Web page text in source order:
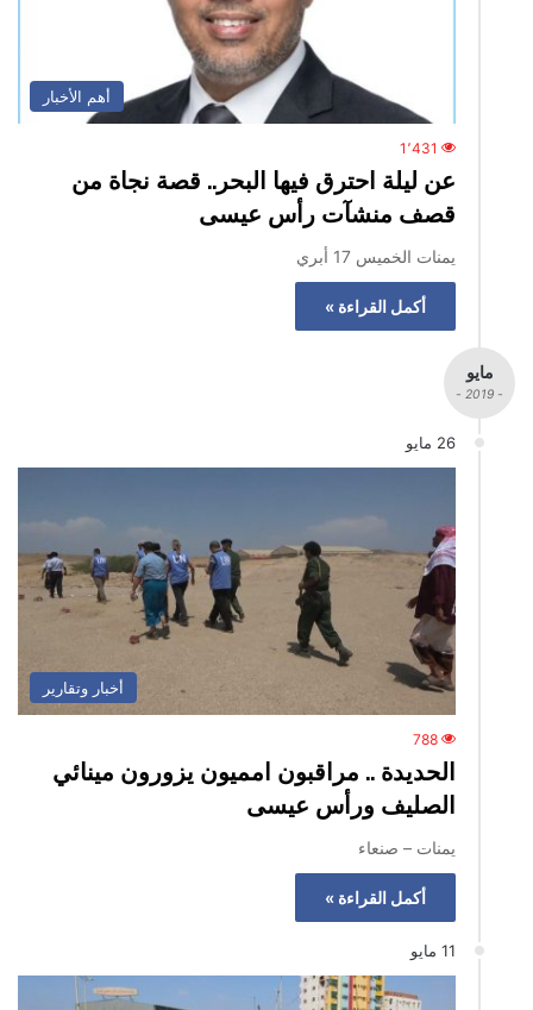
أهم الأخبار
1٬431
عن ليلة احترق فيها البحر.. قصة نجاة من
قصف منشآت رأس عيسى
يمنات الخميس 17 أبري
أكمل القراءة »
مايو
- 2019 -
26 مايو
أخبار وتقارير
788
الحديدة .. مراقبون امميون يزورون مينائي
الصليف ورأس عيسى
يمنات – صنعاء
أكمل القراءة »
11 مايو